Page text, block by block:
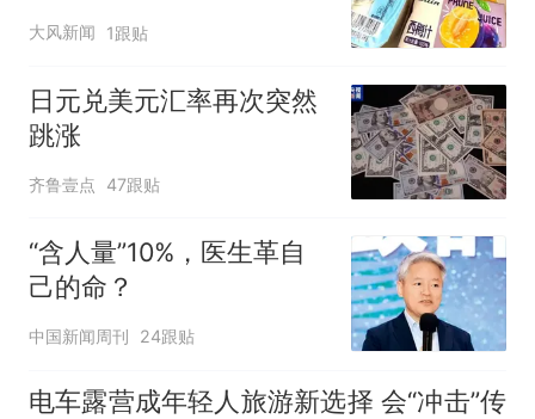
行途中排队上厕所！乘
客：机上100多人只有2个
厕所；客服回应：并非每
架飞机都会发放西梅汁
大风新闻 1跟贴
日元兑美元汇率再次突然
跳涨
齐鲁壹点 47跟贴
“含人量”10%，医生革自
己的命？
中国新闻周刊 24跟贴
电车露营成年轻人旅游新选择 会“冲击”传